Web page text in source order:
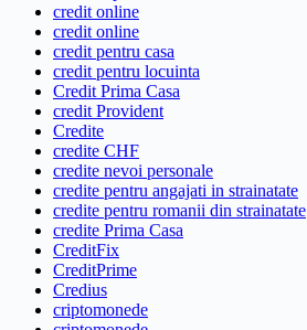
credit online
credit online
credit pentru casa
credit pentru locuinta
Credit Prima Casa
credit Provident
Credite
credite CHF
credite nevoi personale
credite pentru angajati in strainatate
credite pentru romanii din strainatate
credite Prima Casa
CreditFix
CreditPrime
Credius
criptomonede